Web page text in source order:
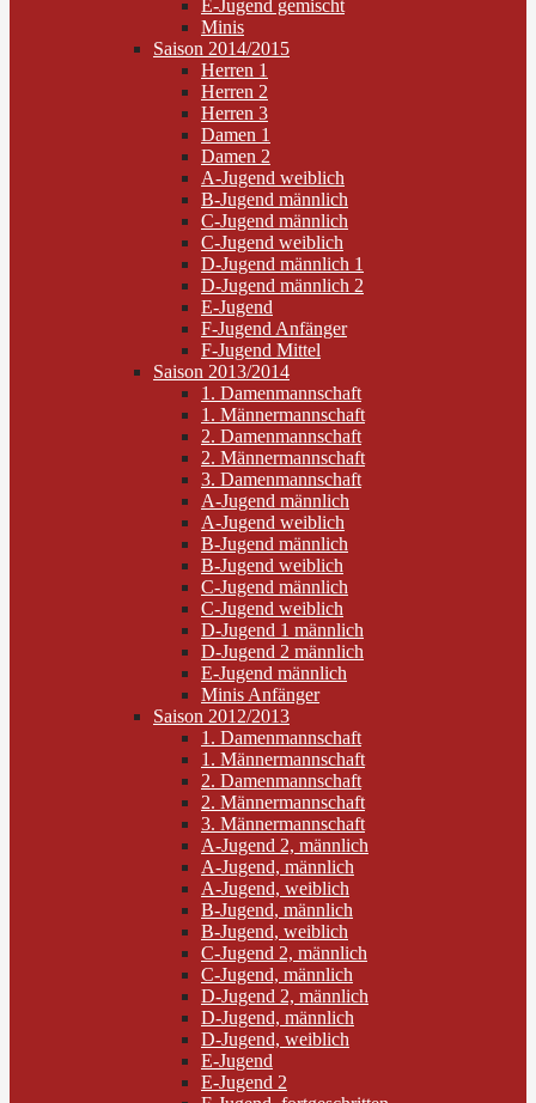
E-Jugend gemischt
Minis
Saison 2014/2015
Herren 1
Herren 2
Herren 3
Damen 1
Damen 2
A-Jugend weiblich
B-Jugend männlich
C-Jugend männlich
C-Jugend weiblich
D-Jugend männlich 1
D-Jugend männlich 2
E-Jugend
F-Jugend Anfänger
F-Jugend Mittel
Saison 2013/2014
1. Damenmannschaft
1. Männermannschaft
2. Damenmannschaft
2. Männermannschaft
3. Damenmannschaft
A-Jugend männlich
A-Jugend weiblich
B-Jugend männlich
B-Jugend weiblich
C-Jugend männlich
C-Jugend weiblich
D-Jugend 1 männlich
D-Jugend 2 männlich
E-Jugend männlich
Minis Anfänger
Saison 2012/2013
1. Damenmannschaft
1. Männermannschaft
2. Damenmannschaft
2. Männermannschaft
3. Männermannschaft
A-Jugend 2, männlich
A-Jugend, männlich
A-Jugend, weiblich
B-Jugend, männlich
B-Jugend, weiblich
C-Jugend 2, männlich
C-Jugend, männlich
D-Jugend 2, männlich
D-Jugend, männlich
D-Jugend, weiblich
E-Jugend
E-Jugend 2